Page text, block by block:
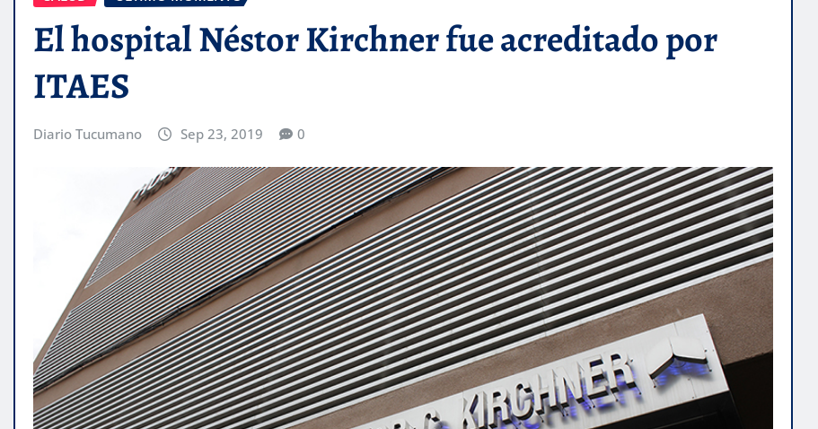
El hospital Néstor Kirchner fue acreditado por
ITAES
Diario Tucumano Sep 23, 2019 0